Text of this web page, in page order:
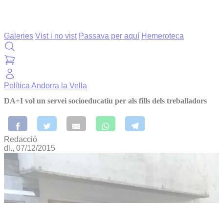
Galeries Vist i no vist Passava per aquí Hemeroteca
Política Andorra la Vella
DA+I vol un servei socioeducatiu per als fills dels treballadors
Redacció
dl., 07/12/2015